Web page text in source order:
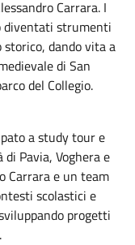
Carrara. I
diventati strumenti
dando vita a
di San
del Collegio.
a study tour e
Pavia, Voghera e
Carrara e un team
scolastici e
progetti